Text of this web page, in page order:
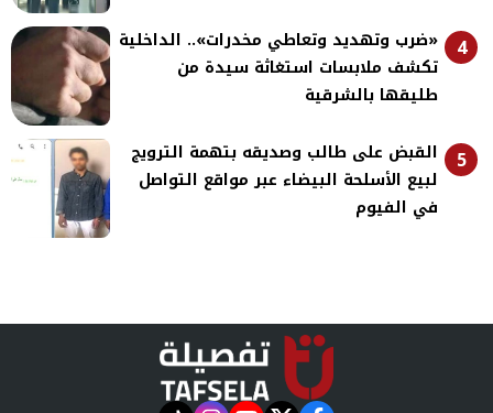
4
«ضرب وتهديد وتعاطي مخدرات».. الداخلية
تكشف ملابسات استغاثة سيدة من
طليقها بالشرقية
5
القبض على طالب وصديقه بتهمة الترويج
لبيع الأسلحة البيضاء عبر مواقع التواصل
في الفيوم